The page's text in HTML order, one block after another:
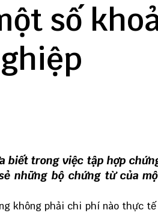
số
biết trong việc tập hợp
những bộ chứng từ của
không phải chi phí nào thực